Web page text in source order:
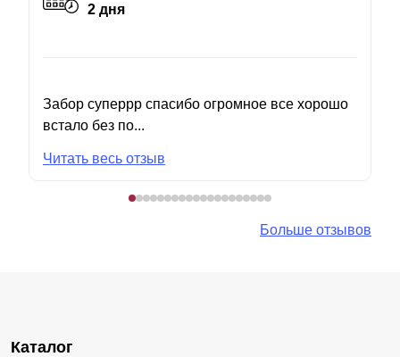
2 дня
Забор суперрр спасибо огромное все хорошо
встало без по...
Читать весь отзыв
Больше отзывов
Каталог